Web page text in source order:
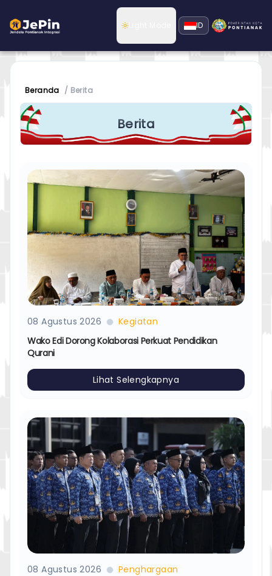
Switch to dark mode
Light Mode ID
Beranda / Berita
Berita
08 Agustus 2026
Kegiatan
Wako Edi Dorong Kolaborasi Perkuat Pendidikan
Qurani
Lihat Selengkapnya
08 Agustus 2026
Penghargaan